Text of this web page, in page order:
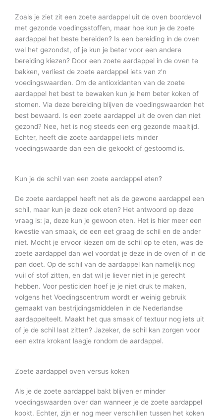
Zoals je ziet zit een zoete aardappel uit de oven boordevol
met gezonde voedingsstoffen, maar hoe kun je de zoete
aardappel het beste bereiden? Is een bereiding in de oven
wel het gezondst, of je kun je beter voor een andere
bereiding kiezen? Door een zoete aardappel in de oven te
bakken, verliest de zoete aardappel iets van z’n
voedingswaarden. Om de antioxidanten van de zoete
aardappel het best te bewaken kun je hem beter koken of
stomen. Via deze bereiding blijven de voedingswaarden het
best bewaard. Is een zoete aardappel uit de oven dan niet
gezond? Nee, het is nog steeds een erg gezonde maaltijd.
Echter, heeft die zoete aardappel iets minder
voedingswaarde dan een die gekookt of gestoomd is.
Kun je de schil van een zoete aardappel eten?
De zoete aardappel heeft net als de gewone aardappel een
schil, maar kun je deze ook eten? Het antwoord op deze
vraag is: ja, deze kun je gewoon eten. Het is hier meer een
kwestie van smaak, de een eet graag de schil en de ander
niet. Mocht je ervoor kiezen om de schil op te eten, was de
zoete aardappel dan wel voordat je deze in de oven of in de
pan doet. Op de schil van de aardappel kan namelijk nog
vuil of stof zitten, en dat wil je liever niet in je gerecht
hebben. Voor pesticiden hoef je je niet druk te maken,
volgens het Voedingscentrum wordt er weinig gebruik
gemaakt van bestrijdingsmiddelen in de Nederlandse
aardappelteelt. Maakt het qua smaak of textuur nog iets uit
of je de schil laat zitten? Jazeker, de schil kan zorgen voor
een extra krokant laagje rondom de aardappel.
Zoete aardappel oven versus koken
Als je de zoete aardappel bakt blijven er minder
voedingswaarden over dan wanneer je de zoete aardappel
kookt. Echter, zijn er nog meer verschillen tussen het koken